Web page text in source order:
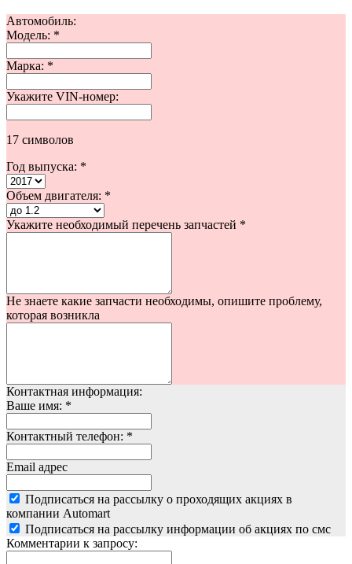
Автомобиль:
Модель: *
Марка: *
Укажите VIN-номер:
17 символов
Год выпуска: *
Объем двигателя: *
Укажите необходимый перечень запчастей *
Не знаете какие запчасти необходимы, опишите проблему,
которая возникла
Контактная информация:
Ваше имя: *
Контактный телефон: *
Email адрес
Подписаться на рассылку о проходящих акциях в
компании Automart
Подписаться на рассылку информации об акциях по смс
Комментарии к запросу: